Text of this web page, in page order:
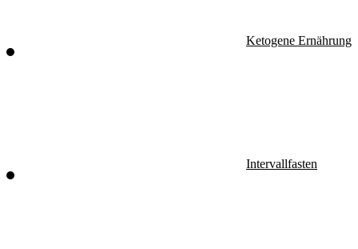
Ketogene Ernährung
Intervallfasten